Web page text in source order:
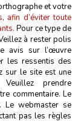
et votre
afin d’éviter toute
Pour ce type de
à rester polis
avis sur l’œuvre
les ressentis des
sur le site est une
prendre
commentaire. Le
Le webmaster se
pas les règles